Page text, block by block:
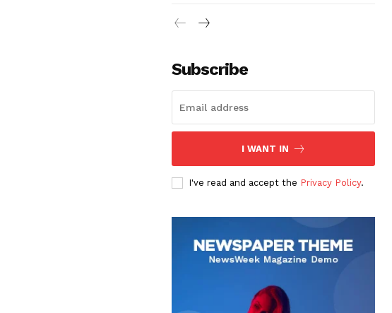
Subscribe
I WANT IN
I've read and accept the Privacy Policy.